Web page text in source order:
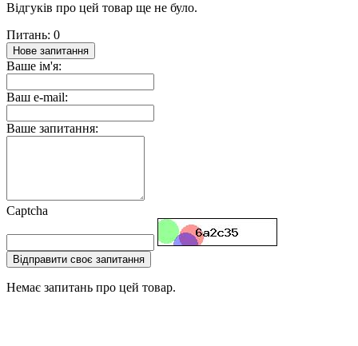
Відгуків про цей товар ще не було.
Питань: 0
Нове запитання
Ваше ім'я:
Ваш e-mail:
Ваше запитання:
Captcha
Відправити своє запитання
Немає запитань про цей товар.